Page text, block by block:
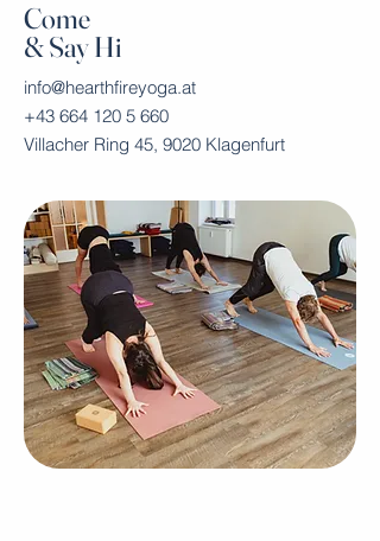
Come
& Say Hi
info@hearthfireyoga.at
+43 664 120 5 660
Villacher Ring 45, 9020 Klagenfurt